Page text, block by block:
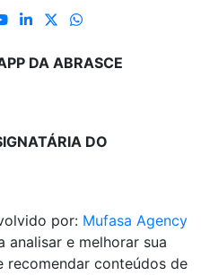
DA ABRASCE
DO
por: Mufasa Agency
analisar e melhorar sua
recomendar conteúdos de